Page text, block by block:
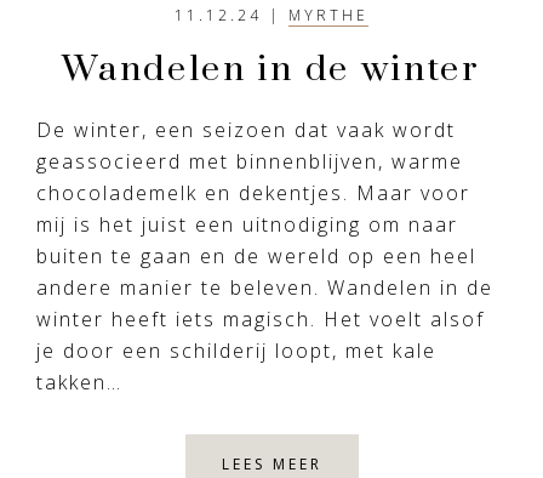
11.12.24 | MYRTHE
Wandelen in de winter
De winter, een seizoen dat vaak wordt
geassocieerd met binnenblijven, warme
chocolademelk en dekentjes. Maar voor
mij is het juist een uitnodiging om naar
buiten te gaan en de wereld op een heel
andere manier te beleven. Wandelen in de
winter heeft iets magisch. Het voelt alsof
je door een schilderij loopt, met kale
takken…
LEES MEER